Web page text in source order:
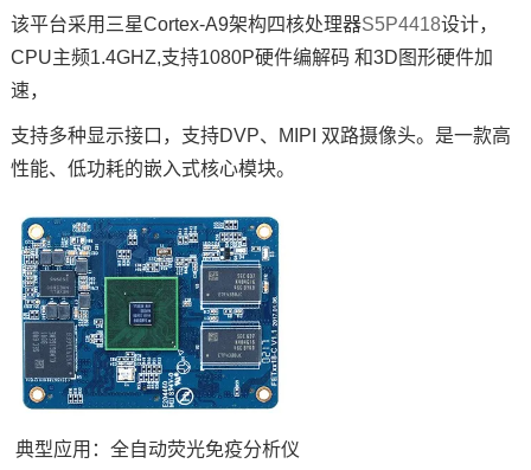
该平台采用三星Cortex-A9架构四核处理器S5P4418设计，
CPU主频1.4GHZ,支持1080P硬件编解码 和3D图形硬件加
速，
支持多种显示接口，支持DVP、MIPI 双路摄像头。是一款高
性能、低功耗的嵌入式核心模块。
典型应用：全自动荧光免疫分析仪